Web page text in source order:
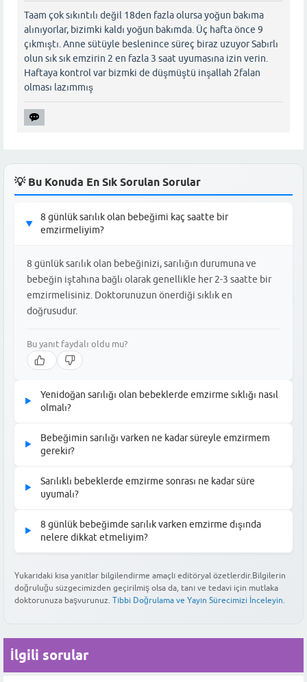
Taam çok sıkıntılı değil 18den fazla olursa yoğun bakıma
alınıyorlar, bizimki kaldı yoğun bakımda. Üç hafta önce 9
çıkmıştı. Anne sütüyle beslenince süreç biraz uzuyor Sabırlı
olun sık sık emzirin 2 en fazla 3 saat uyumasına izin verin.
Haftaya kontrol var bizmki de düşmüştü inşallah 2falan
olması lazımmış
💡 Bu Konuda En Sık Sorulan Sorular
▶
8 günlük sarılık olan bebeğimi kaç saatte bir
emzirmeliyim?
8 günlük sarılık olan bebeğinizi, sarılığın durumuna ve
bebeğin iştahına bağlı olarak genellikle her 2-3 saatte bir
emzirmelisiniz. Doktorunuzun önerdiği sıklık en
doğrusudur.
Bu yanıt faydalı oldu mu?
▶
Yenidoğan sarılığı olan bebeklerde emzirme sıklığı nasıl
olmalı?
daha sık, yani her 2-3 saatte bir olmalıdır. Bu, bebeğin yeterli sıvı
Bu yanıt faydalı oldu mu?
▶
Bebeğimin sarılığı varken ne kadar süreyle emzirmem
gerekir?
tamamen doymasını sağlayın. Genellikle 15-20 dakika veya
Bu yanıt faydalı oldu mu?
▶
Sarılıklı bebeklerde emzirme sonrası ne kadar süre
uyumalı?
genellikle 1-2 saat uyumaları normaldir, ancak bebeğinizin
Bu yanıt faydalı oldu mu?
▶
8 günlük bebeğimde sarılık varken emzirme dışında
nelere dikkat etmeliyim?
ışığına maruz bırakmaya (doktor önerisiyle) ve bebeğinizin genel
durumunu yakından takip etmeye dikkat etmelisiniz.
Yukarıdaki kısa yanıtlar bilgilendirme amaçlı editöryal özetlerdir.Bilgilerin
doğruluğu süzgecimizden geçirilmiş olsa da, tanı ve tedavi için mutlaka
doktorunuza başvurunuz. Tıbbi Doğrulama ve Yayın Sürecimizi İnceleyin.
İlgili sorular